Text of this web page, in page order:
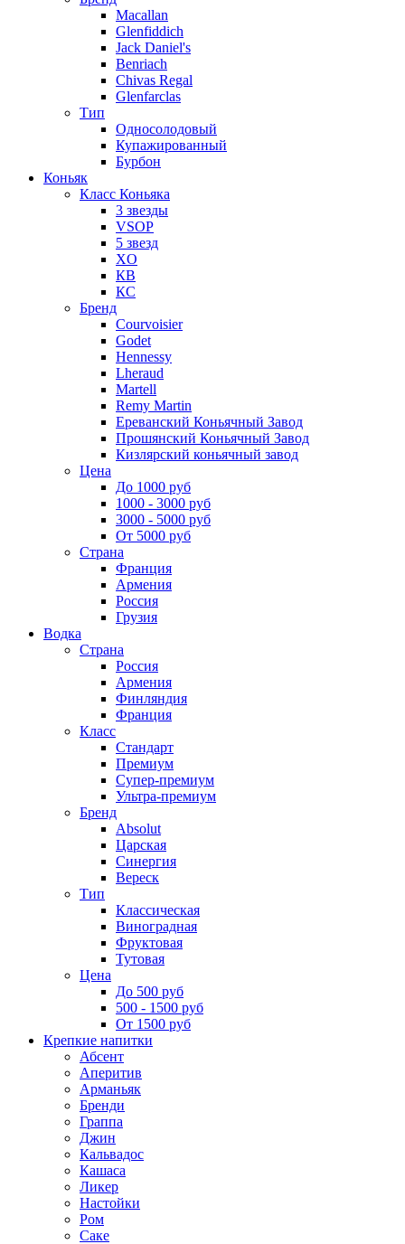
Macallan
Glenfiddich
Jack Daniel's
Benriach
Chivas Regal
Glenfarclas
Тип
Односолодовый
Купажированный
Бурбон
Коньяк
Класс Коньяка
3 звезды
VSOP
5 звезд
XO
КВ
КС
Бренд
Courvoisier
Godet
Hennessy
Lheraud
Martell
Remy Martin
Ереванский Коньячный Завод
Прошянский Коньячный Завод
Кизлярский коньячный завод
Цена
До 1000 руб
1000 - 3000 руб
3000 - 5000 руб
От 5000 руб
Страна
Франция
Армения
Россия
Грузия
Водка
Страна
Россия
Армения
Финляндия
Франция
Класс
Стандарт
Премиум
Супер-премиум
Ультра-премиум
Бренд
Absolut
Царская
Синергия
Вереск
Тип
Классическая
Виноградная
Фруктовая
Тутовая
Цена
До 500 руб
500 - 1500 руб
От 1500 руб
Крепкие напитки
Абсент
Аперитив
Арманьяк
Бренди
Граппа
Джин
Кальвадос
Кашаса
Ликер
Настойки
Ром
Саке